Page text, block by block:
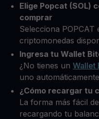
Elige Popcat (SOL)
comprar
Selecciona POPCAT
criptomonedas
Ingresa tu Wallet
¿No tienes un Wallet
uno
¿Cómo recargar tu
La forma más fácil
recargando tu